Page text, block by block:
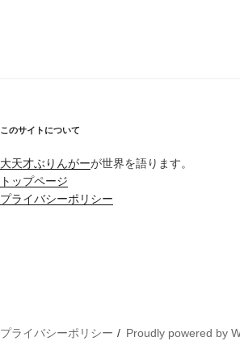
このサイトについて
大天才ぶりんがーが世界を語ります。
トップページ
プライバシーポリシー
プライバシーポリシー Proudly powered by